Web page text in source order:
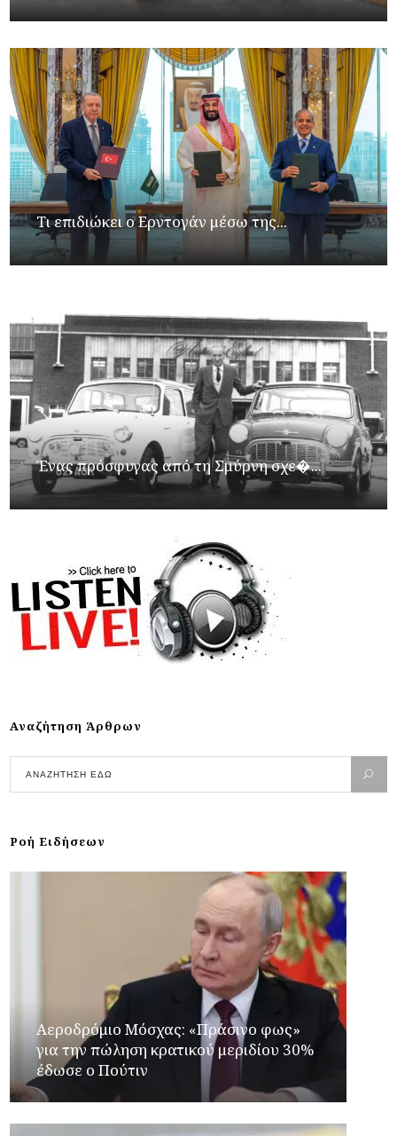
Τι επιδιώκει ο Ερντογάν μέσω της...
Ένας πρόσφυγας από τη Σμύρνη σχε�...
Αναζήτηση Άρθρων
Ροή Ειδήσεων
Αεροδρόμιο Μόσχας: «Πράσινο φως»
για την πώληση κρατικού μεριδίου 30%
έδωσε ο Πούτιν